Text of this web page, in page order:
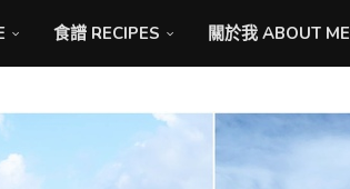
食譜 RECIPES 關於我 ABOUT ME